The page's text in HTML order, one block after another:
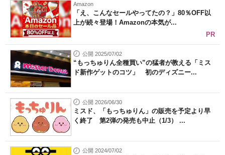
Amazon
「え、こんなセールやってたの？」80％OFF以
上が続々登場！Amazonの本気が...
PR
公開 2025/07/02
“もっちゅりん全種買い”の猛者が教える「ミス
ド新作ゲットのコツ」 初のディズニー...
公開 2026/06/30
ミスド、「もっちゅりん」の販売を予定より早
く終了 第2弾の発売も中止（1/3） ...
公開 2024/07/02